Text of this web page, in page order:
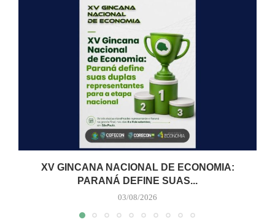
XV GINCANA NACIONAL DE ECONOMIA:
PARANÁ DEFINE SUAS...
03/08/2026